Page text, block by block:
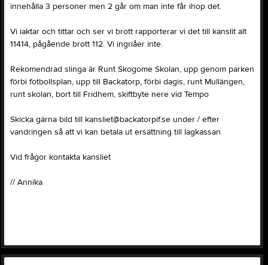
innehålla 3 personer men 2 går om man inte får ihop det.
Vi iaktar och tittar och ser vi brott rapporterar vi det till kanslit alt
11414, pågående brott 112. Vi ingriåer inte.
Rekomendrad slinga är Runt Skogome Skolan, upp genom parken
förbi fotbollsplan, upp till Backatorp, förbi dagis, runt Mullängen,
runt skolan, bort till Fridhem, skiftbyte nere vid Tempo
Skicka gärna bild till kansliet@backatorpif.se under / efter
vandringen så att vi kan betala ut ersättning till lagkassan
Vid frågor kontakta kansliet
// Annika